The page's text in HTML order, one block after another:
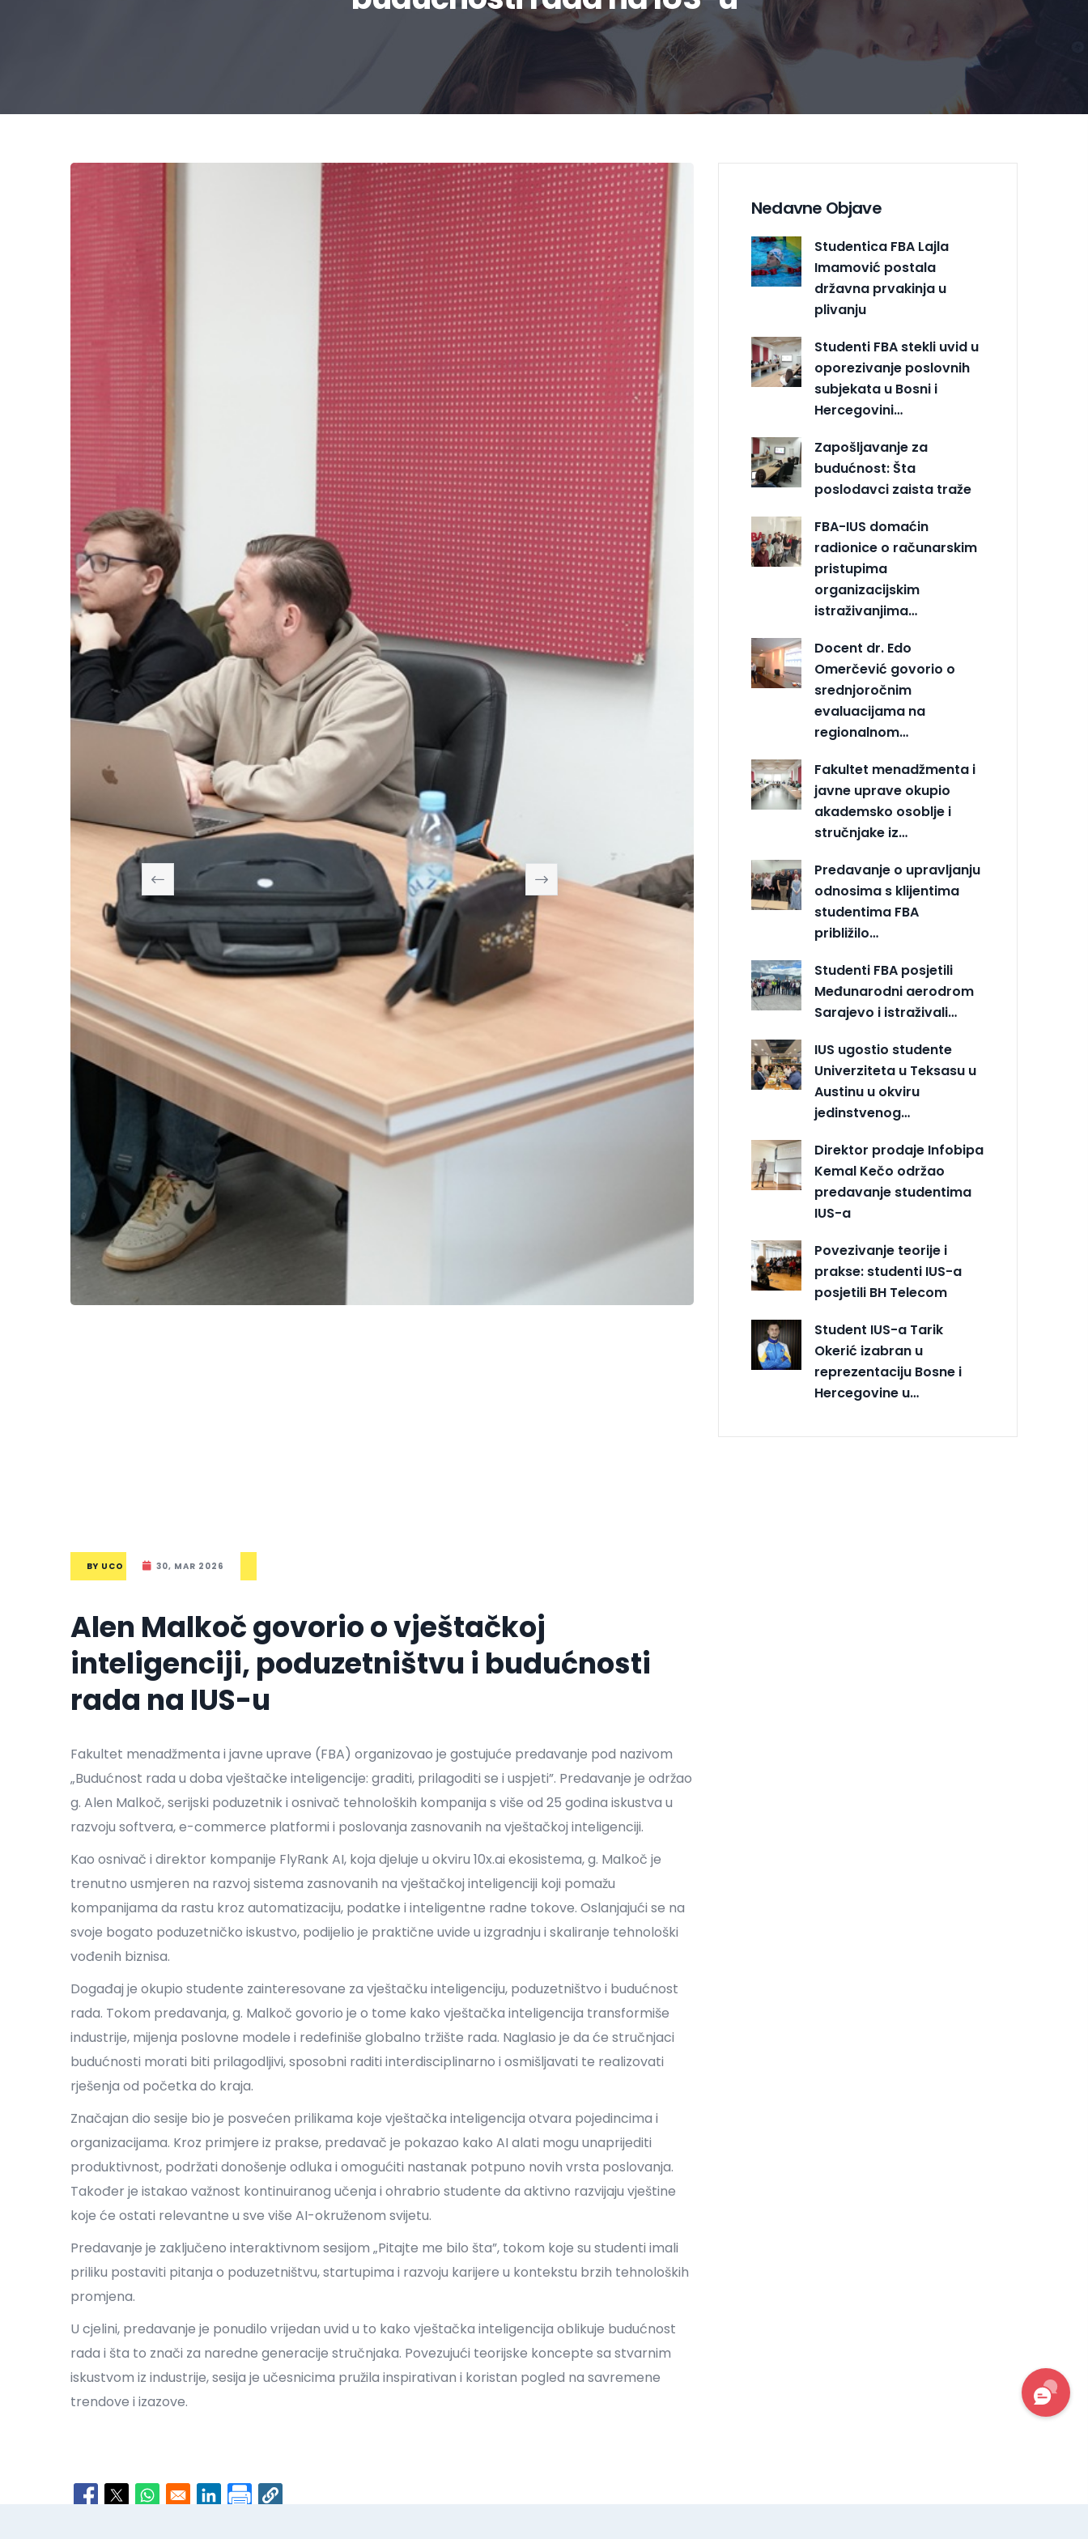
BY UCO 30, MAR 2026
Alen Malkoč govorio o vještačkoj
inteligenciji, poduzetništvu i budućnosti
rada na IUS-u
Fakultet menadžmenta i javne uprave (FBA) organizovao je gostujuće predavanje pod nazivom
„Budućnost rada u doba vještačke inteligencije: graditi, prilagoditi se i uspjeti”. Predavanje je održao
g. Alen Malkoč, serijski poduzetnik i osnivač tehnoloških kompanija s više od 25 godina iskustva u
razvoju softvera, e-commerce platformi i poslovanja zasnovanih na vještačkoj inteligenciji.
Kao osnivač i direktor kompanije FlyRank AI, koja djeluje u okviru 10x.ai ekosistema, g. Malkoč je
trenutno usmjeren na razvoj sistema zasnovanih na vještačkoj inteligenciji koji pomažu
kompanijama da rastu kroz automatizaciju, podatke i inteligentne radne tokove. Oslanjajući se na
svoje bogato poduzetničko iskustvo, podijelio je praktične uvide u izgradnju i skaliranje tehnološki
vođenih biznisa.
Događaj je okupio studente zainteresovane za vještačku inteligenciju, poduzetništvo i budućnost
rada. Tokom predavanja, g. Malkoč govorio je o tome kako vještačka inteligencija transformiše
industrije, mijenja poslovne modele i redefiniše globalno tržište rada. Naglasio je da će stručnjaci
budućnosti morati biti prilagodljivi, sposobni raditi interdisciplinarno i osmišljavati te realizovati
rješenja od početka do kraja.
Značajan dio sesije bio je posvećen prilikama koje vještačka inteligencija otvara pojedincima i
organizacijama. Kroz primjere iz prakse, predavač je pokazao kako AI alati mogu unaprijediti
produktivnost, podržati donošenje odluka i omogućiti nastanak potpuno novih vrsta poslovanja.
Također je istakao važnost kontinuiranog učenja i ohrabrio studente da aktivno razvijaju vještine
koje će ostati relevantne u sve više AI-okruženom svijetu.
Predavanje je zaključeno interaktivnom sesijom „Pitajte me bilo šta”, tokom koje su studenti imali
priliku postaviti pitanja o poduzetništvu, startupima i razvoju karijere u kontekstu brzih tehnoloških
promjena.
U cjelini, predavanje je ponudilo vrijedan uvid u to kako vještačka inteligencija oblikuje budućnost
rada i šta to znači za naredne generacije stručnjaka. Povezujući teorijske koncepte sa stvarnim
iskustvom iz industrije, sesija je učesnicima pružila inspirativan i koristan pogled na savremene
trendove i izazove.
Opens in a new window
Opens in a new window
Opens in a new window
Opens in a new window
Nedavne Objave
Studentica FBA Lajla
Imamović postala
državna prvakinja u
plivanju
Studenti FBA stekli uvid u
oporezivanje poslovnih
subjekata u Bosni i
Hercegovini…
Zapošljavanje za
budućnost: Šta
poslodavci zaista traže
FBA-IUS domaćin
radionice o računarskim
pristupima
organizacijskim
istraživanjima…
Docent dr. Edo
Omerčević govorio o
srednjoročnim
evaluacijama na
regionalnom…
Fakultet menadžmenta i
javne uprave okupio
akademsko osoblje i
stručnjake iz…
Predavanje o upravljanju
odnosima s klijentima
studentima FBA
približilo…
Studenti FBA posjetili
Međunarodni aerodrom
Sarajevo i istraživali…
IUS ugostio studente
Univerziteta u Teksasu u
Austinu u okviru
jedinstvenog…
Direktor prodaje Infobipa
Kemal Kečo održao
predavanje studentima
IUS-a
Povezivanje teorije i
prakse: studenti IUS-a
posjetili BH Telecom
Student IUS-a Tarik
Okerić izabran u
reprezentaciju Bosne i
Hercegovine u…